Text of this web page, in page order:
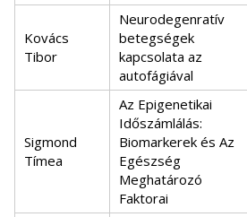
Kovács
Tibor
Neurodegenratív
betegségek
kapcsolata az
autofágiával
Sigmond
Tímea
Az Epigenetikai
Időszámlálás:
Biomarkerek és Az
Egészség
Meghatározó
Faktorai